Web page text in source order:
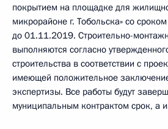
покрытием на площадке для
микрорайоне г. Тобольска» со
до 01.11.2019. Строительно-
выполняются согласно
строительства в соответствии с
имеющей положительное
экспертизы. Все работы будут
муниципальным контрактом срок, а